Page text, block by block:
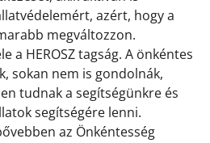
azért, hogy a
megváltozzon.
a HEROSZ tagság. A önkéntes
sokan nem is gondolnák,
tudnak a segítségünkre és
segítségére lenni.
az Önkéntesség